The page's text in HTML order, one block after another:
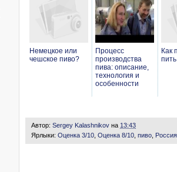
Немецкое или
чешское пиво?
Процесс
производства
пива: описание,
технология и
особенности
Как
Автор: Sergey Kalashnikov на 13:43
Ярлыки: Оценка 3/10 Оценка 8/10 пиво Россия